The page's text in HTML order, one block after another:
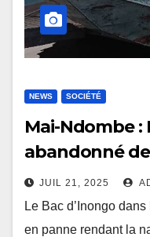
NEWS SOCIÉTÉ
Mai-Ndombe :
abandonné
du port
panne
JUIL 21, 2025
Le Bac d’Inongo
en panne rendant la